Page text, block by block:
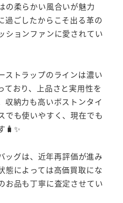
の柔らかい風合いが魅力
過ごしたからこそ出る革の
ションファンに愛されてい
ストラップのラインは濃い
ており、上品さと実用性を
収納力も高いボストンタイ
でも使いやすく、現在でも
🧳✨
ッグは、近年再評価が進み
態によっては高価買取にな
お品も丁寧に査定させてい